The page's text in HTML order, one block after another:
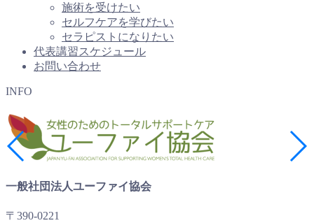
施術を受けたい
セルフケアを学びたい
セラピストになりたい
代表講習スケジュール
お問い合わせ
INFO
一般社団法人ユーファイ協会
〒390-0221